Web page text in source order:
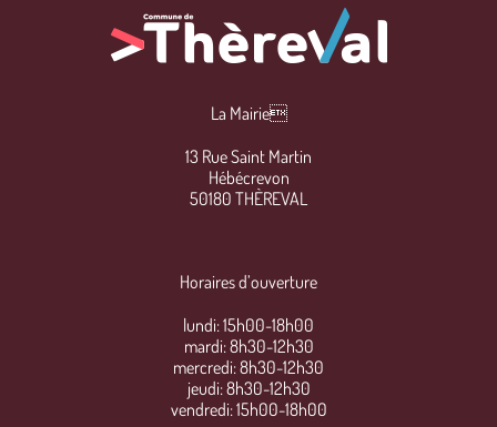
La Mairie
13 Rue Saint Martin
Hébécrevon
50180 THÈREVAL
Horaires d’ouverture
lundi: 15h00-18h00
mardi: 8h30-12h30
mercredi: 8h30-12h30
jeudi: 8h30-12h30
vendredi: 15h00-18h00